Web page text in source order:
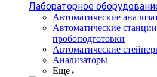
Лабораторное
Автоматические
Автоматические
пробоподготовки
Автоматические
Анализаторы
Еще